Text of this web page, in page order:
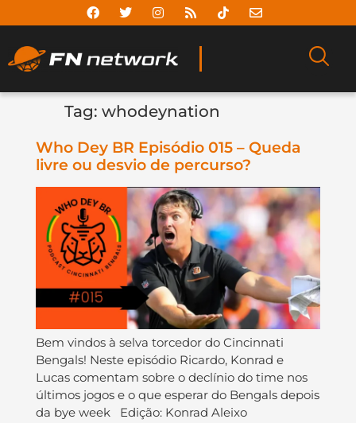
Tag: whodeynation
Who Dey BR Episódio 015 – Queda
livre ou desvio de percurso?
Bem vindos à selva torcedor do Cincinnati
Bengals! Neste episódio Ricardo, Konrad e
Lucas comentam sobre o declínio do time nos
últimos jogos e o que esperar do Bengals depois
da bye week Edição: Konrad Aleixo